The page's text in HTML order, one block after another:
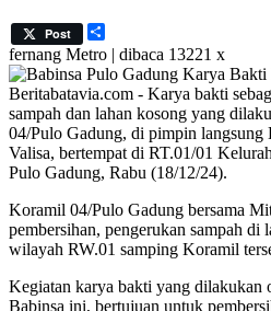
Post
fernang Metro | dibaca 13221 x
Beritabatavia.com - Karya bakti
sampah dan lahan kosong yang
04/Pulo Gadung, di pimpin
Valisa, bertempat di RT.01/01
Pulo Gadung, Rabu (18/12/24).
Koramil 04/Pulo Gadung bersama
pembersihan, pengerukan sampah di
wilayah RW.01 samping Koramil
Kegiatan karya bakti yang dilakukan
Babinsa ini, bertujuan untuk